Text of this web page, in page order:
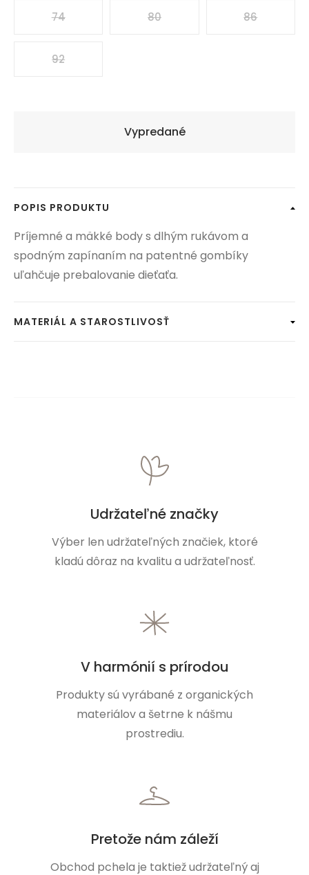
74 80 86
92
Vypredané
POPIS PRODUKTU
Príjemné a mäkké body s dlhým rukávom a
spodným zapínaním na patentné gombíky
uľahčuje prebalovanie dieťaťa.
MATERIÁL A STAROSTLIVOSŤ
Udržateľné značky
Výber len udržateľných značiek, ktoré
kladú dôraz na kvalitu a udržateľnosť.
V harmónií s prírodou
Produkty sú vyrábané z organických
materiálov a šetrne k nášmu
prostrediu.
Pretože nám záleží
Obchod pchela je taktiež udržateľný aj